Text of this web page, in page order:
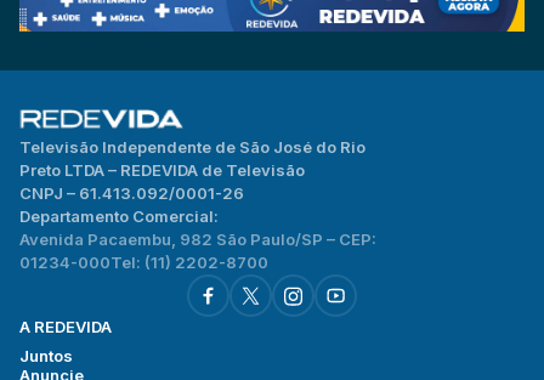
Televisão Independente de São José do Rio
Preto LTDA – REDEVIDA de Televisão
CNPJ – 61.413.092/0001-26
Departamento Comercial:
Avenida Pacaembu, 982 São Paulo/SP – CEP:
01234-000Tel: (11) 2202-8700
A REDEVIDA
Juntos
Anuncie